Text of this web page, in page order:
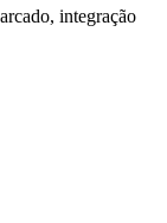
integração